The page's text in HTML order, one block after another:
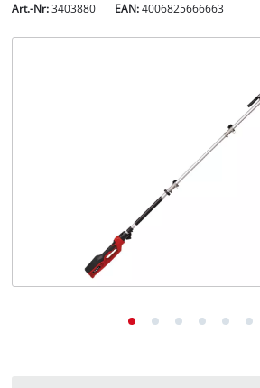
Art.-Nr: 3403880 EAN:4006825666663